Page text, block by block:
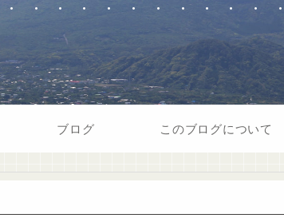
ブログ このブログについて